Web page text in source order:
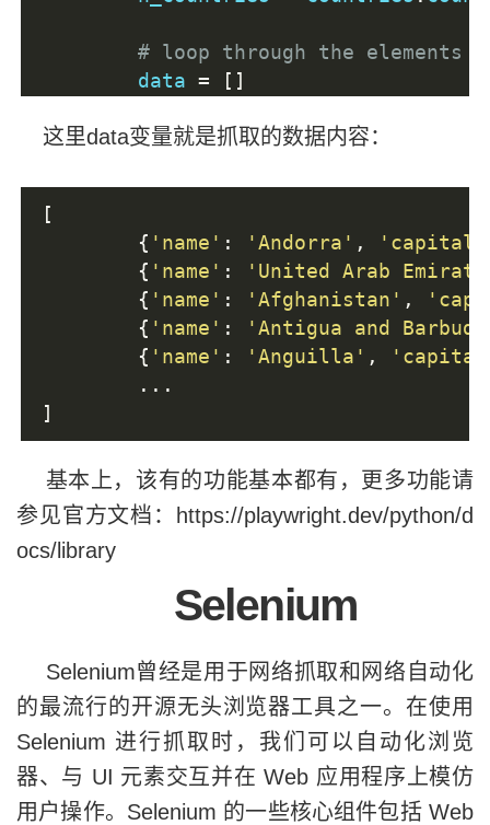
# loop through the elements
	data
= []
for i in range(n_countries
		sample
= extract_data
close()
这里data变量就是抓取的数据内容：
[
{ 'name' : 'Andorra' , 'capital'
{ 'name' :
'United Arab
{ 'name' : 'Afghanistan' ,
{ 'name' :
'Antigua and
{ 'name' : 'Anguilla' ,
...
]
基本上，该有的功能基本都有，更多功能请
参见官方文档：https://playwright.dev/python/d
ocs/library
Selenium
Selenium曾经是用于网络抓取和网络自动化
的最流行的开源无头浏览器工具之一。在使用
Selenium 进行抓取时，我们可以自动化浏览
器、与 UI 元素交互并在 Web 应用程序上模仿
用户操作。Selenium 的一些核心组件包括 Web